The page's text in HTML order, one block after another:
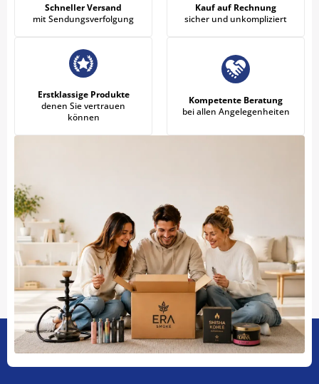
Schneller Versand
mit Sendungsverfolgung
Kauf auf Rechnung
sicher und unkompliziert
Erstklassige Produkte
denen Sie vertrauen
können
Kompetente Beratung
bei allen Angelegenheiten